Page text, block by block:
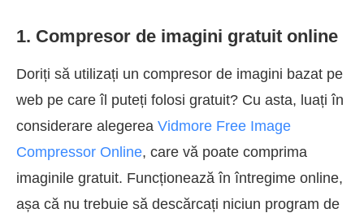
1. Compresor de imagini gratuit online
Doriți să utilizați un compresor de imagini bazat pe
web pe care îl puteți folosi gratuit? Cu asta, luați în
considerare alegerea Vidmore Free Image
Compressor Online, care vă poate comprima
imaginile gratuit. Funcționează în întregime online,
așa că nu trebuie să descărcați niciun program de